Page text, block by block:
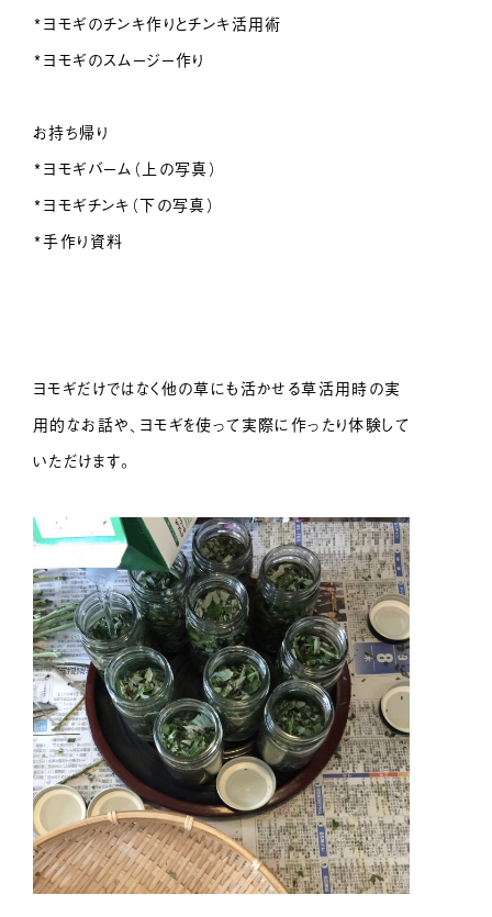
*ヨモギのチンキ作りとチンキ活用術
*ヨモギのスムージー作り
お持ち帰り
*ヨモギバーム（上の写真）
*ヨモギチンキ（下の写真）
*手作り資料
ヨモギだけではなく他の草にも活かせる草活用時の実
用的なお話や、ヨモギを使って実際に作ったり体験して
いただけます。